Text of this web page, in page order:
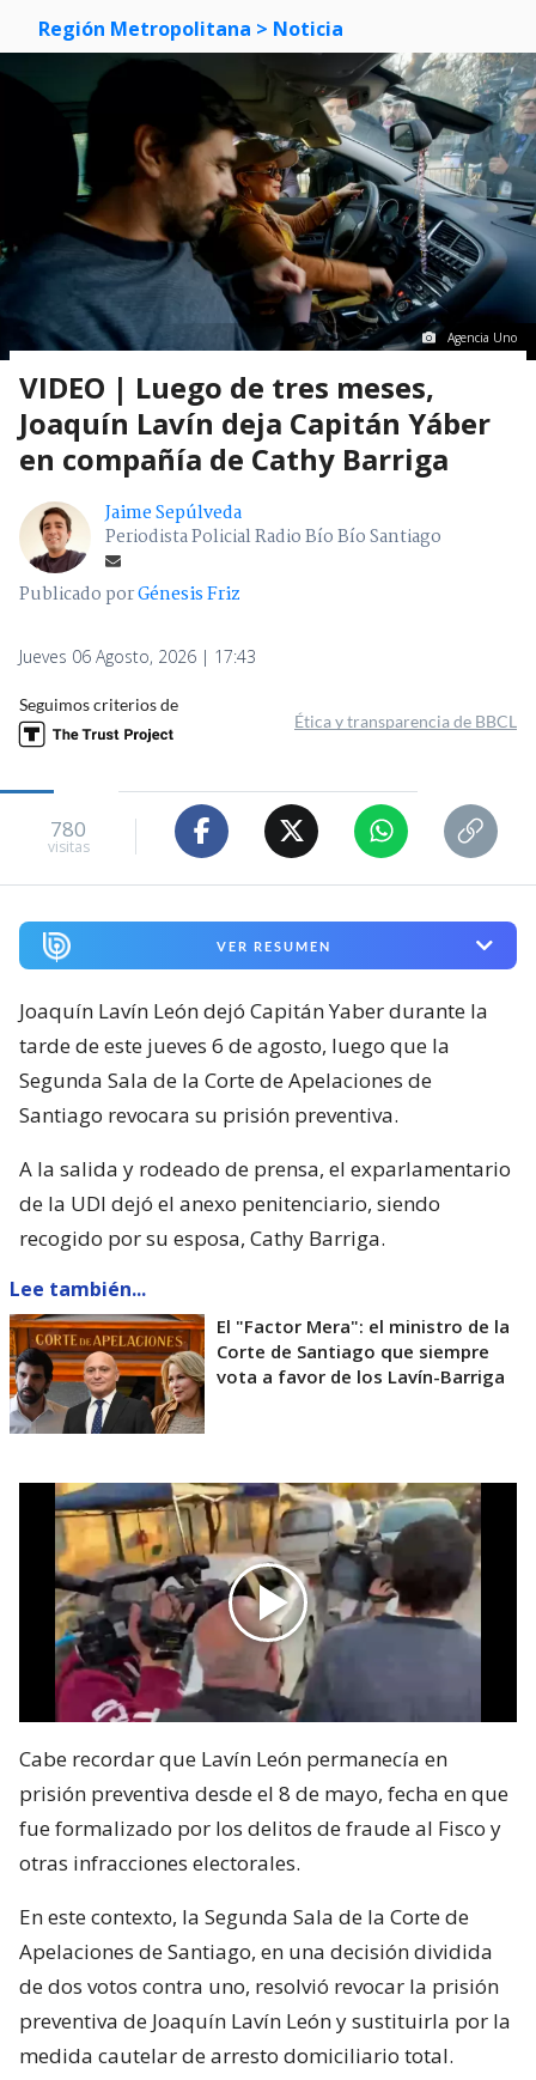
Región Metropolitana > Noticia
Agencia Uno
VIDEO | Luego de tres meses,
Joaquín Lavín deja Capitán Yáber
en compañía de Cathy Barriga
Jaime Sepúlveda
Periodista Policial Radio Bío Bío Santiago
Publicado porGénesis Friz
Jueves 06 Agosto, 2026 | 17:43
Seguimos criterios de
Ética y transparencia de BBCL
780
visitas
VER RESUMEN
Joaquín Lavín León dejó Capitán Yaber durante la
tarde de este jueves 6 de agosto, luego que la
Segunda Sala de la Corte de Apelaciones de
Santiago revocara su prisión preventiva.
A la salida y rodeado de prensa, el exparlamentario
de la UDI dejó el anexo penitenciario, siendo
recogido por su esposa, Cathy Barriga.
Lee también...
El "Factor Mera": el ministro de la
Corte de Santiago que siempre
vota a favor de los Lavín-Barriga
Cabe recordar que Lavín León permanecía en
prisión preventiva desde el 8 de mayo, fecha en que
fue formalizado por los delitos de fraude al Fisco y
otras infracciones electorales.
En este contexto, la Segunda Sala de la Corte de
Apelaciones de Santiago, en una decisión dividida
de dos votos contra uno, resolvió revocar la prisión
preventiva de Joaquín Lavín León y sustituirla por la
medida cautelar de arresto domiciliario total.